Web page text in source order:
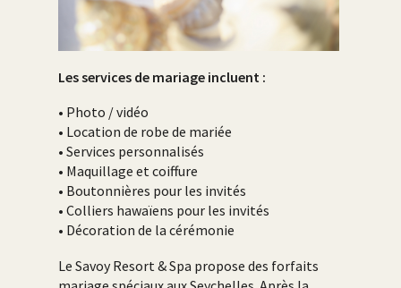
Les services de mariage incluent :
• Photo / vidéo
• Location de robe de mariée
• Services personnalisés
• Maquillage et coiffure
• Boutonnières pour les invités
• Colliers hawaïens pour les invités
• Décoration de la cérémonie
Le Savoy Resort & Spa propose des forfaits